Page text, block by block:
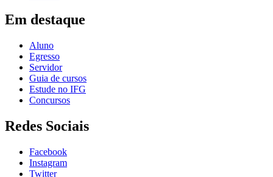
Em destaque
Aluno
Egresso
Servidor
Guia de cursos
Estude no IFG
Concursos
Redes Sociais
Facebook
Instagram
Twitter